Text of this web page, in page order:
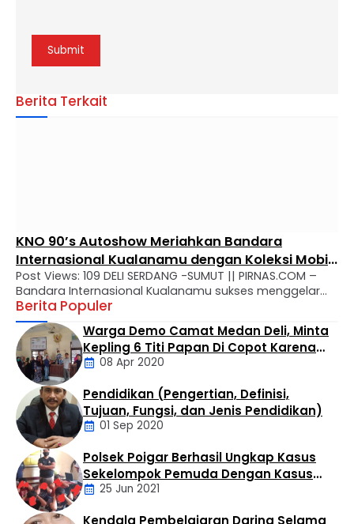
Berita Terkait
KNO 90’s Autoshow Meriahkan Bandara
Internasional Kualanamu dengan Koleksi Mobil
Klasik Era 1990-an
Post Views: 109 DELI SERDANG -SUMUT || PIRNAS.COM –
Bandara Internasional Kualanamu sukses menggelar
KNO 90’s Autoshow, sebuah ajang pameran mobil klasik
era 1990-an yang berlangsung selama tiga hari, mulai
16 hingga 18 Oktober 2025. Kegiatan ini menampilkan
lebih dari 200 unit mobil klasik yang dipamerkan dengan
tata letak menarik dan berhasil menyedot perhatian
para pengunjung …
Berita Populer
Daerah
Warga Demo Camat Medan Deli, Minta
Kepling 6 Titi Papan Di Copot Karena
Tak Perduli Sama Warganya
08 Apr 2020
Artikel
Pendidikan (Pengertian, Definisi,
Tujuan, Fungsi, dan Jenis Pendidikan)
01 Sep 2020
Polsek Poigar Berhasil Ungkap Kasus
Sekelompok Pemuda Dengan Kasus
Pencabulan
25 Jun 2021
Kendala Pembelajaran Daring Selama